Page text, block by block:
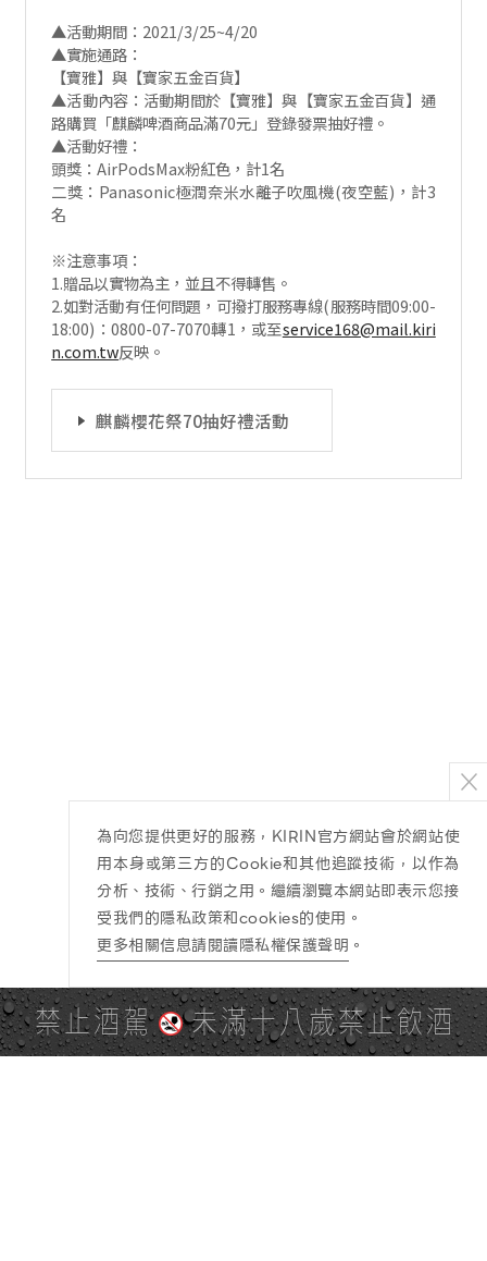
▲活動期間：2021/3/25~4/20
▲實施通路：
【寶雅】與【寶家五金百貨】
▲活動內容：活動期間於【寶雅】與【寶家五金百貨】通
路購買「麒麟啤酒商品滿70元」登錄發票抽好禮。
▲活動好禮：
頭獎：AirPodsMax粉紅色，計1名
二獎：Panasonic極潤奈米水離子吹風機(夜空藍)，計3
名
※注意事項：
1.贈品以實物為主，並且不得轉售。
2.如對活動有任何問題，可撥打服務專線(服務時間09:00-
18:00)：0800-07-7070轉1，或至service168@mail.kiri
n.com.tw反映。
麒麟櫻花祭70抽好禮活動
禁止酒駕 未滿十八歲禁止飲酒
為向您提供更好的服務，KIRIN官方網站會於網站使
用本身或第三方的Cookie和其他追蹤技術，以作為
分析、技術、行銷之用。繼續瀏覽本網站即表示您接
受我們的隱私政策和cookies的使用。
更多相關信息請閱讀隱私權保護聲明 。
PAGE TOP